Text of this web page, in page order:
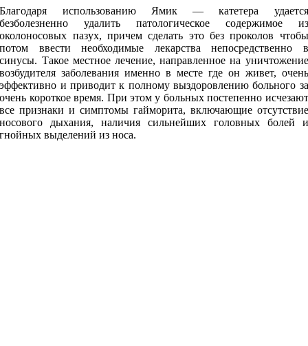
Благодаря использованию Ямик — катетера удается
безболезненно удалить патологическое содержимое из
околоносовых пазух, причем сделать это без проколов чтобы
потом ввести необходимые лекарства непосредственно в
синусы. Такое местное лечение, направленное на уничтожение
возбудителя заболевания именно в месте где он живет, очень
эффективно и приводит к полному выздоровлению больного за
очень короткое время. При этом у больных постепенно исчезают
все признаки и симптомы гайморита, включающие отсутствие
носового дыхания, наличия сильнейших головных болей и
гнойных выделений из носа.